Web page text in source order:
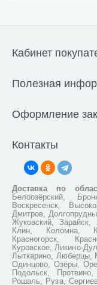
Кабинет
Полезная
Оформление
Контакты
Доставка по
Белоозёрский,
Воскресенск,
Дмитров,
Жуковский, Зарайск,
Клин, Коломна,
Красногорск,
Куровское, Ликино-
Лыткарино, Люберцы,
Одинцово, Озёры,
Подольск,
Рошаль, Руза,